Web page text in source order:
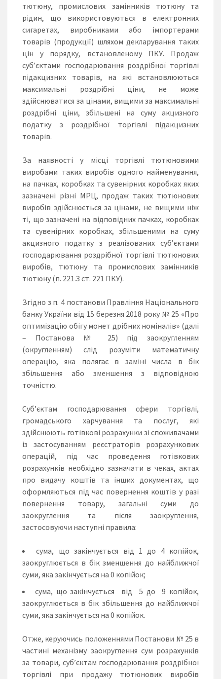
тютюну, промислових замінників тютюну та
рідин, що використовуються в електронних
сигаретах, виробниками або імпортерами
товарів (продукції) шляхом декларування таких
цін у порядку, встановленому ПКУ. Продаж
суб’єктами господарювання роздрібної торгівлі
підакцизних товарів, на які встановлюються
максимальні роздрібні ціни, не може
здійснюватися за цінами, вищими за максимальні
роздрібні ціни, збільшені на суму акцизного
податку з роздрібної торгівлі підакцизних
товарів.
За наявності у місці торгівлі тютюновими
виробами таких виробів одного найменування,
на пачках, коробках та сувенірних коробках яких
зазначені різні МРЦ, продаж таких тютюнових
виробів здійснюється за цінами, не вищими ніж
ті, що зазначені на відповідних пачках, коробках
та сувенірних коробках, збільшеними на суму
акцизного податку з реалізованих суб’єктами
господарювання роздрібної торгівлі тютюнових
виробів, тютюну та промислових замінників
тютюну (п. 221.3 ст. 221 ПКУ).
Згідно з п. 4 постанови Правління Національного
банку України від 15 березня 2018 року № 25 «Про
оптимізацію обігу монет дрібних номіналів» (далі
– Постанова № 25) під заокругленням
(округленням) слід розуміти математичну
операцію, яка полягає в заміні числа в бік
збільшення або зменшення з відповідною
точністю.
Суб’єктам господарювання сфери торгівлі,
громадського харчування та послуг, які
здійснюють готівкові розрахунки зі споживачами
із застосуванням реєстраторів розрахункових
операцій, під час проведення готівкових
розрахунків необхідно зазначати в чеках, актах
про видачу коштів та інших документах, що
оформляються під час повернення коштів у разі
повернення товару, загальні суми до
заокруглення та після заокруглення,
застосовуючи наступні правила:
сума, що закінчується від 1 до 4 копійок,
заокруглюється в бік зменшення до найближчої
суми, яка закінчується на 0 копійок;
сума, що закінчується від 5 до 9 копійок,
заокруглюється в бік збільшення до найближчої
суми, яка закінчується на 0 копійок.
Отже, керуючись положеннями Постанови № 25 в
частині механізму заокруглення сум розрахунків
за товари, суб’єктам господарювання роздрібної
торгівлі при продажу тютюнових виробів